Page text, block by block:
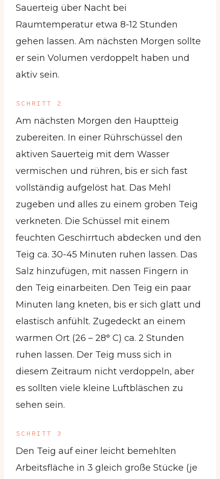
Sauerteig über Nacht bei
Raumtemperatur etwa 8-12 Stunden
gehen lassen. Am nächsten Morgen sollte
er sein Volumen verdoppelt haben und
aktiv sein.
SCHRITT 2
Am nächsten Morgen den Hauptteig
zubereiten. In einer Rührschüssel den
aktiven Sauerteig mit dem Wasser
vermischen und rühren, bis er sich fast
vollständig aufgelöst hat. Das Mehl
zugeben und alles zu einem groben Teig
verkneten. Die Schüssel mit einem
feuchten Geschirrtuch abdecken und den
Teig ca. 30-45 Minuten ruhen lassen. Das
Salz hinzufügen, mit nassen Fingern in
den Teig einarbeiten. Den Teig ein paar
Minuten lang kneten, bis er sich glatt und
elastisch anfühlt. Zugedeckt an einem
warmen Ort (26 – 28° C) ca. 2 Stunden
ruhen lassen. Der Teig muss sich in
diesem Zeitraum nicht verdoppeln, aber
es sollten viele kleine Luftbläschen zu
sehen sein.
SCHRITT 3
Den Teig auf einer leicht bemehlten
Arbeitsfläche in 3 gleich große Stücke (je